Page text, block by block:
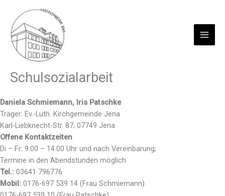
Inhalt
springen
Schulsozialarbeit
Daniela Schmiemann, Iris Patschke
Träger: Ev.-Luth. Kirchgemeinde Jena
Karl-Liebknecht-Str. 87; 07749 Jena
Offene Kontaktzeiten
Di – Fr: 9.00 – 14.00 Uhr und nach Vereinbarung;
Termine in den Abendstunden möglich
Tel.: 03641 796776
Mobil: 0176-697 539 14 (Frau Schmiemann)